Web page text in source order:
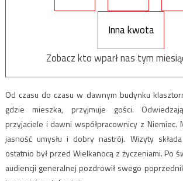
Inna kwota
Zobacz kto wparł nas tym
Od czasu do czasu w dawnym budynku
gdzie mieszka, przyjmuje gości.
przyjaciele i dawni współpracownicy z Niemiec.
jasność umysłu i dobry nastrój. Wizyty
ostatnio był przed Wielkanocą z życzeniami. Po
audiencji generalnej pozdrowił swego